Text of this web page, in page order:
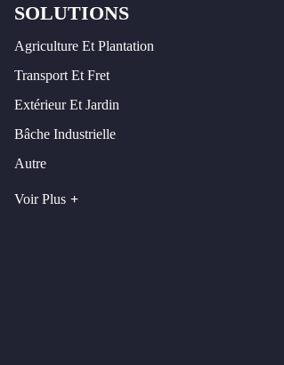
SOLUTIONS
Agriculture Et Plantation
Transport Et Fret
Extérieur Et Jardin
Bâche Industrielle
Autre
Voir Plus